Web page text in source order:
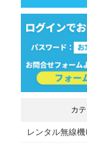
カ
レンタル無線機